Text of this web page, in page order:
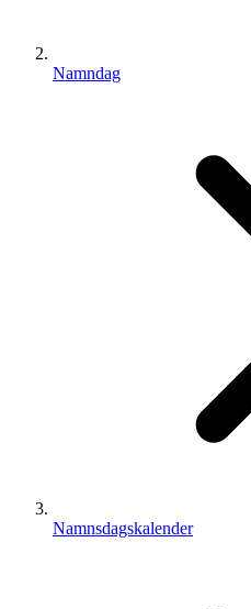
Namndag
Namnsdagskalender